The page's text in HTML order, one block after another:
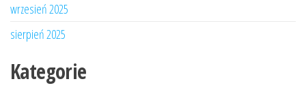
wrzesień 2025
sierpień 2025
Kategorie